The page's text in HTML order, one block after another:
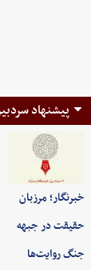
پیشنهاد
خبرنگار؛ مرزبان
حقیقت در جبهه
جنگ روایت‌ها